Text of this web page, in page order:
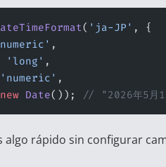
( 'ja-JP' , {
,
'long' ,
'numeric' ,
new Date()); // "2026年5月
algo rápido sin configurar